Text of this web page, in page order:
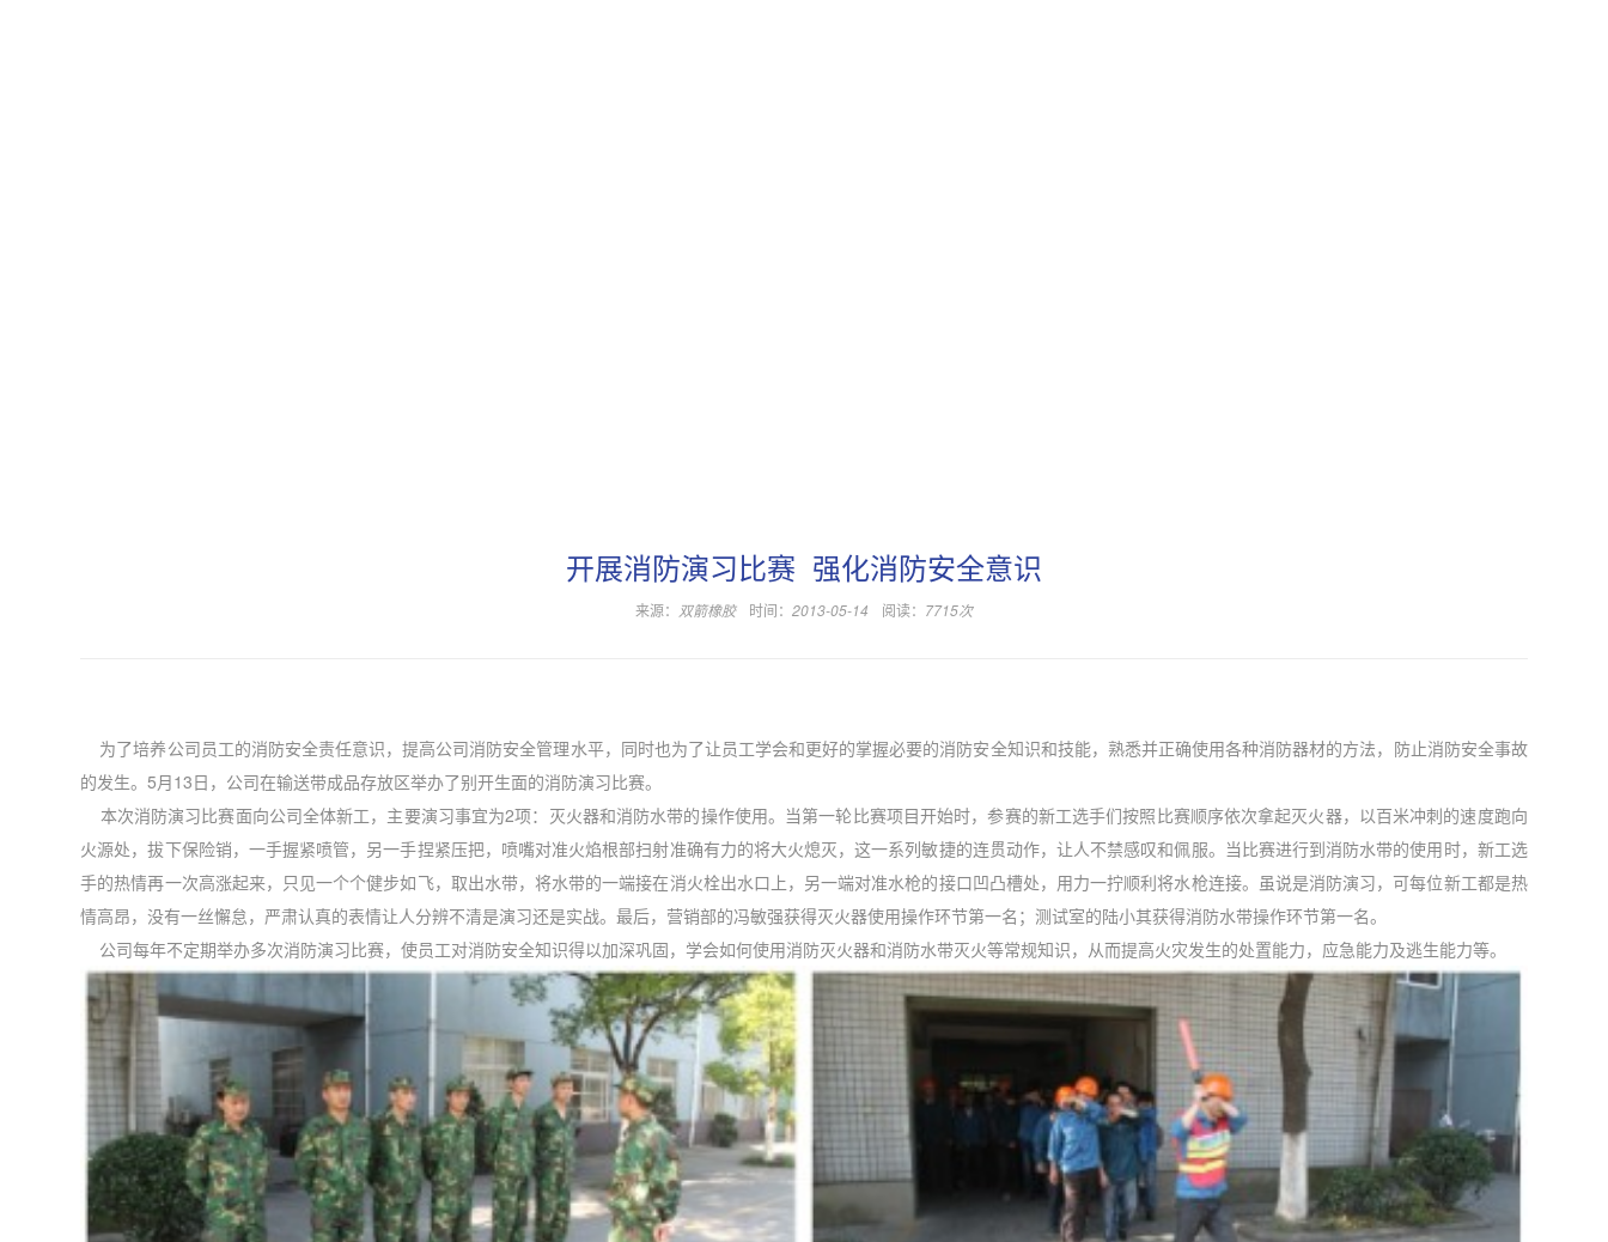
开展消防演习比赛 强化消防安全意识
来源： 双箭橡胶 时间： 2013-05-14 阅读： 7715次
为了培养公司员工的消防安全责任意识，提高公司消防安全管理水平，同时也为了让员工学会和更好的掌握必要的消防安全知识和技能，熟悉并正确使用各种消防器材的方法，防止消防安全事故
的发生。5月13日，公司在输送带成品存放区举办了别开生面的消防演习比赛。
本次消防演习比赛面向公司全体新工，主要演习事宜为2项：灭火器和消防水带的操作使用。当第一轮比赛项目开始时，参赛的新工选手们按照比赛顺序依次拿起灭火器，以百米冲刺的速度跑向
火源处，拔下保险销，一手握紧喷管，另一手捏紧压把，喷嘴对准火焰根部扫射准确有力的将大火熄灭，这一系列敏捷的连贯动作，让人不禁感叹和佩服。当比赛进行到消防水带的使用时，新工选
手的热情再一次高涨起来，只见一个个健步如飞，取出水带，将水带的一端接在消火栓出水口上，另一端对准水枪的接口凹凸槽处，用力一拧顺利将水枪连接。虽说是消防演习，可每位新工都是热
情高昂，没有一丝懈怠，严肃认真的表情让人分辨不清是演习还是实战。最后，营销部的冯敏强获得灭火器使用操作环节第一名；测试室的陆小其获得消防水带操作环节第一名。
公司每年不定期举办多次消防演习比赛，使员工对消防安全知识得以加深巩固，学会如何使用消防灭火器和消防水带灭火等常规知识，从而提高火灾发生的处置能力，应急能力及逃生能力等。